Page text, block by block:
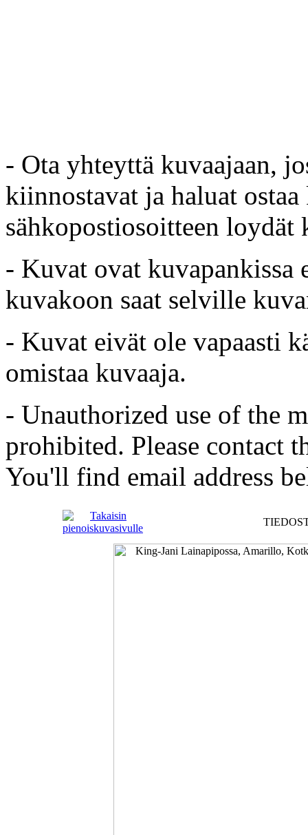
- Ota yhteyttä kuvaajaan,
kiinnostavat ja haluat
sähkopostiosoitteen loydät
- Kuvat ovat kuvapankissa
kuvakoon saat selville
- Kuvat eivät ole vapaasti
omistaa kuvaaja.
- Unauthorized use of the
prohibited. Please contact
You'll find email address